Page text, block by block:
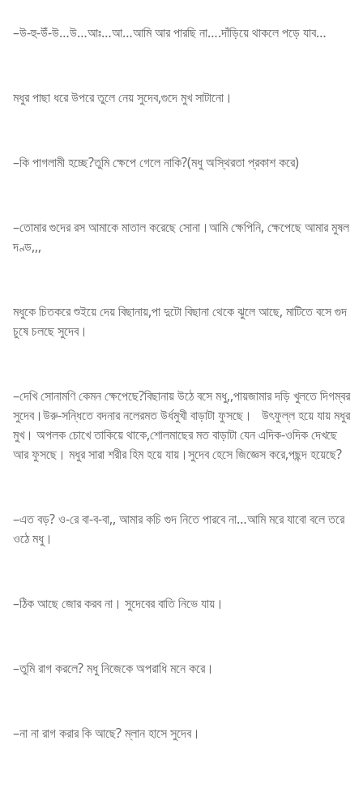
–উ-হু-উঁ-উ…উ…আঃ…আ…আমি আর পারছি না….দাঁড়িয়ে থাকলে পড়ে যাব…
মধুর পাছা ধরে উপরে তুলে নেয় সুদেব,গুদে মুখ সাটানো।
–কি পাগলামী হচ্ছে?তুমি ক্ষেপে গেলে নাকি?(মধু অস্থিরতা প্রকাশ করে)
–তোমার গুদের রস আমাকে মাতাল করেছে সোনা।আমি ক্ষেপিনি, ক্ষেপেছে আমার মুষল
দণ্ড,,,
মধুকে চিতকরে শুইয়ে দেয় বিছানায়,পা দুটো বিছানা থেকে ঝুলে আছে, মাটিতে বসে গুদ
চুষে চলছে সুদেব।
–দেখি সোনামণি কেমন ক্ষেপেছে?বিছানায় উঠে বসে মধু,,পায়জামার দড়ি খুলতে দিগম্বর
সুদেব।উরু-সন্ধিতে বদনার নলেরমত উর্ধমুখী বাড়াটা ফুসছে। উৎফুল্ল হয়ে যায় মধুর
মুখ। অপলক চোখে তাকিয়ে থাকে,শোলমাছের মত বাড়াটা যেন এদিক-ওদিক দেখছে
আর ফুসছে। মধুর সারা শরীর হিম হয়ে যায়।সুদেব হেসে জিজ্ঞেস করে,পছন্দ হয়েছে?
–এত বড়? ও-রে বা-ব-বা,, আমার কচি গুদ নিতে পারবে না…আমি মরে যাবো বলে তরে
ওঠে মধু।
–ঠিক আছে জোর করব না। সুদেবের বাতি নিভে যায়।
–তুমি রাগ করলে? মধু নিজেকে অপরাধি মনে করে।
–না না রাগ করার কি আছে? ম্লান হাসে সুদেব।